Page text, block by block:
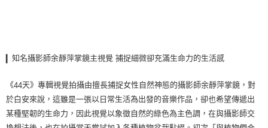
知名攝影師余靜萍掌鏡主視覺 捕捉細微卻充滿生命力的生活感
《44天》專輯視覺拍攝由擅長捕捉女性自然神態的攝影師余靜萍掌鏡，對
於白安來說，這雖是一張以日常生活為出發的音樂作品，卻也希望傳遞出
某種堅韌的生命力，因此視覺以象徵自然的綠色為主色調，在與攝影師交